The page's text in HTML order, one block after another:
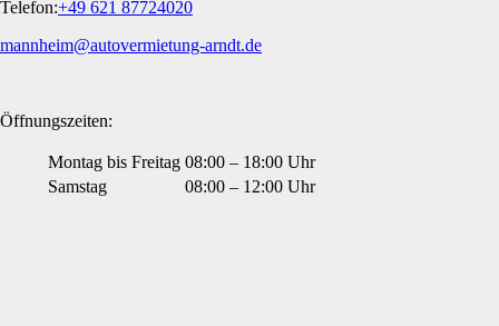
Telefon:+49 621 87724020
mannheim@autovermietung-arndt.de
Öffnungszeiten:
Montag bis Freitag 08:00 – 18:00 Uhr
Samstag
08:00 – 12:00 Uhr